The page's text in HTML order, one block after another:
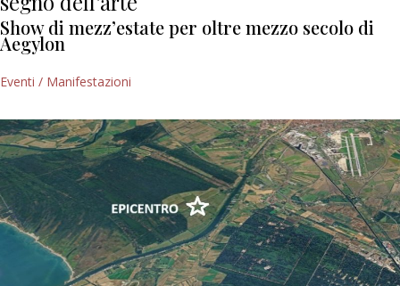
Show di mezz’estate per oltre mezzo secolo di
Aegylon
Eventi / Manifestazioni